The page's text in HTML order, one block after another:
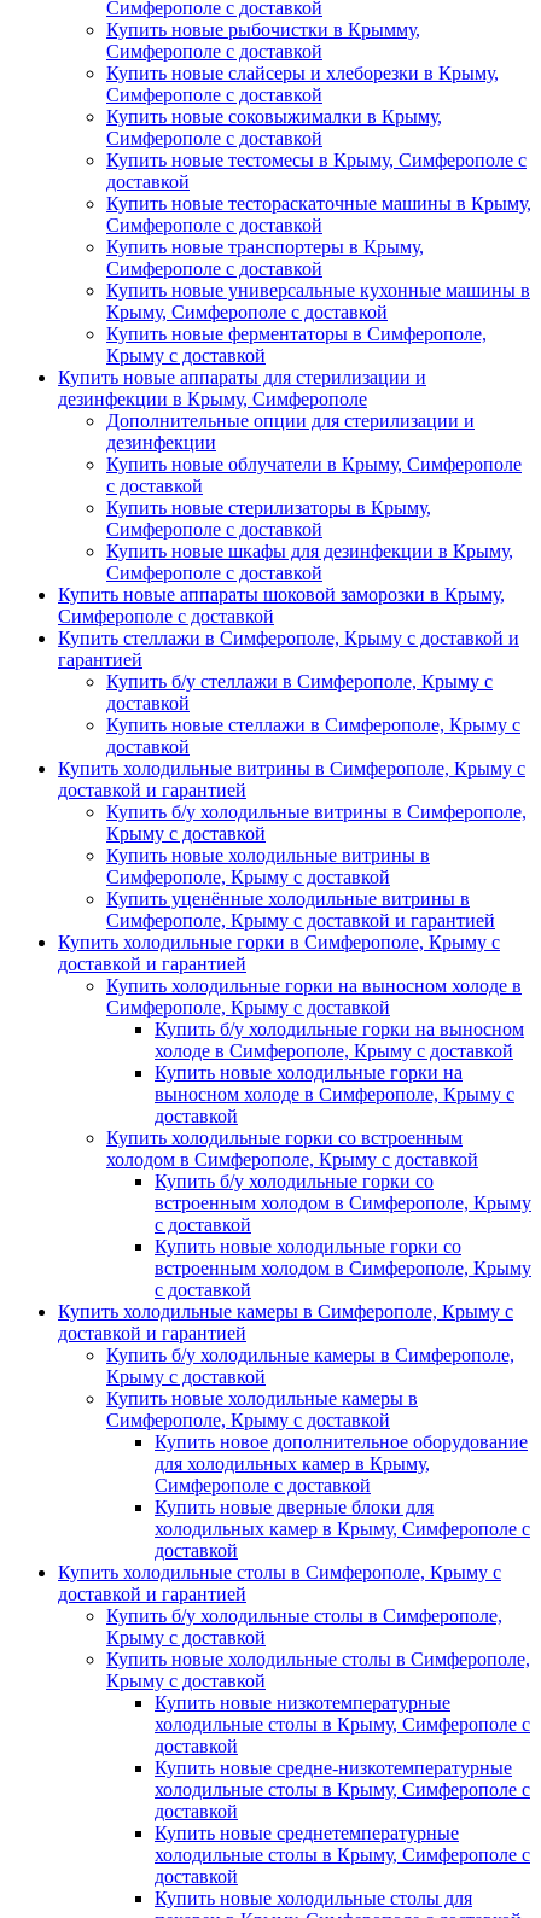
Симферополе с доставкой
Купить новые рыбочистки в Крымму,
Симферополе с доставкой
Купить новые слайсеры и хлеборезки в Крыму,
Симферополе с доставкой
Купить новые соковыжималки в Крыму,
Симферополе с доставкой
Купить новые тестомесы в Крыму, Симферополе с
доставкой
Купить новые тестораскаточные машины в Крыму,
Симферополе с доставкой
Купить новые транспортеры в Крыму,
Симферополе с доставкой
Купить новые универсальные кухонные машины в
Крыму, Симферополе с доставкой
Купить новые ферментаторы в Симферополе,
Крыму с доставкой
Купить новые аппараты для стерилизации и
дезинфекции в Крыму, Симферополе
Дополнительные опции для стерилизации и
дезинфекции
Купить новые облучатели в Крыму, Симферополе
с доставкой
Купить новые стерилизаторы в Крыму,
Симферополе с доставкой
Купить новые шкафы для дезинфекции в Крыму,
Симферополе с доставкой
Купить новые аппараты шоковой заморозки в Крыму,
Симферополе с доставкой
Купить стеллажи в Симферополе, Крыму с доставкой и
гарантией
Купить б/у стеллажи в Симферополе, Крыму с
доставкой
Купить новые стеллажи в Симферополе, Крыму с
доставкой
Купить холодильные витрины в Симферополе, Крыму с
доставкой и гарантией
Купить б/у холодильные витрины в Симферополе,
Крыму с доставкой
Купить новые холодильные витрины в
Симферополе, Крыму с доставкой
Купить уценённые холодильные витрины в
Симферополе, Крыму с доставкой и гарантией
Купить холодильные горки в Симферополе, Крыму с
доставкой и гарантией
Купить холодильные горки на выносном холоде в
Симферополе, Крыму с доставкой
Купить б/у холодильные горки на выносном
холоде в Симферополе, Крыму с доставкой
Купить новые холодильные горки на
выносном холоде в Симферополе, Крыму с
доставкой
Купить холодильные горки со встроенным
холодом в Симферополе, Крыму с доставкой
Купить б/у холодильные горки со
встроенным холодом в Симферополе, Крыму
с доставкой
Купить новые холодильные горки со
встроенным холодом в Симферополе, Крыму
с доставкой
Купить холодильные камеры в Симферополе, Крыму с
доставкой и гарантией
Купить б/у холодильные камеры в Симферополе,
Крыму с доставкой
Купить новые холодильные камеры в
Симферополе, Крыму с доставкой
Купить новое дополнительное оборудование
для холодильных камер в Крыму,
Симферополе с доставкой
Купить новые дверные блоки для
холодильных камер в Крыму, Симферополе с
доставкой
Купить холодильные столы в Симферополе, Крыму с
доставкой и гарантией
Купить б/у холодильные столы в Симферополе,
Крыму с доставкой
Купить новые холодильные столы в Симферополе,
Крыму с доставкой
Купить новые низкотемпературные
холодильные столы в Крыму, Симферополе с
доставкой
Купить новые средне-низкотемпературные
холодильные столы в Крыму, Симферополе с
доставкой
Купить новые среднетемпературные
холодильные столы в Крыму, Симферополе с
доставкой
Купить новые холодильные столы для